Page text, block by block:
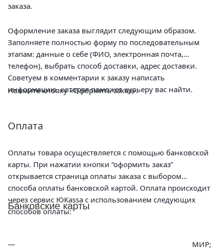
заказа.
Оформление заказа выглядит следующим образом.
Заполняете полностью форму по последовательным
этапам: данные о себе (ФИО, электронная почта,
телефон), выбрать способ доставки, адрес доставки.
Советуем в комментарии к заказу написать
информацию, которая поможет курьеру вас найти.
Нажмите кнопку «Оформить заказ».
Оплата
Оплаты товара осуществляется с помощью банковской
карты. При нажатии кнопки “оформить заказ”
открывается страница оплаты заказа с выбором
способа оплаты банковской картой. Оплата происходит
через сервис ЮKassa с использованием следующих
способов оплаты:
Банковские карты
МИР;